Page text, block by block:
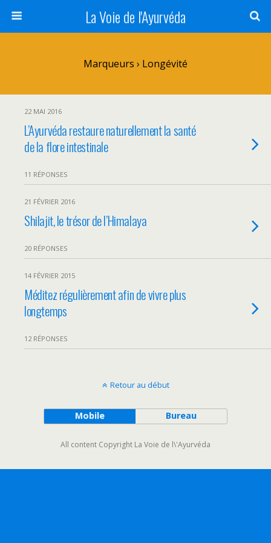
La Voie de l'Ayurvéda
Marqueurs › Longévité
22 MAI 2016
L’Ayurvéda restaure naturellement la santé
de la flore intestinale
11 RÉPONSES
21 FÉVRIER 2016
Shilajit, le trésor de l’Himalaya
20 RÉPONSES
14 FÉVRIER 2015
Méditez régulièrement afin de vivre plus
longtemps
12 RÉPONSES
Retour au début
Mobile Bureau
All content Copyright La Voie de l\'Ayurvéda